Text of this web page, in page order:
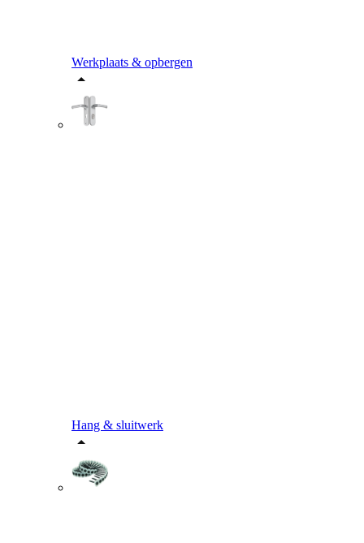
Werkplaats & opbergen
Hang & sluitwerk